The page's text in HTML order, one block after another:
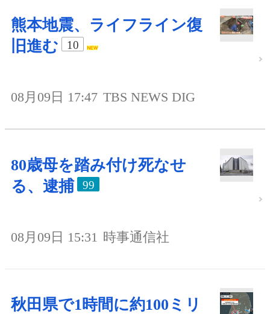
熊本地震、ライフライン復
旧進む
10
08月09日 17:47 TBS NEWS DIG
80歳母を踏み付け死なせ
る、逮捕
99
08月09日 15:31 時事通信社
秋田県で1時間に約100ミリ